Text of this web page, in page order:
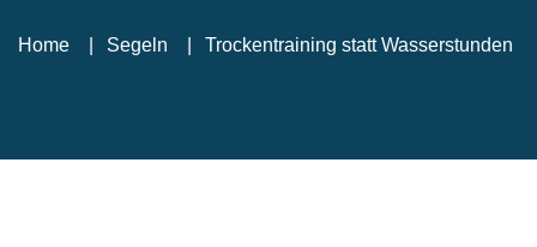
Home Segeln Trockentraining statt Wasserstunden